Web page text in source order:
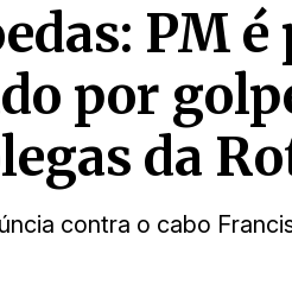
PM é
por
da
contra o cabo